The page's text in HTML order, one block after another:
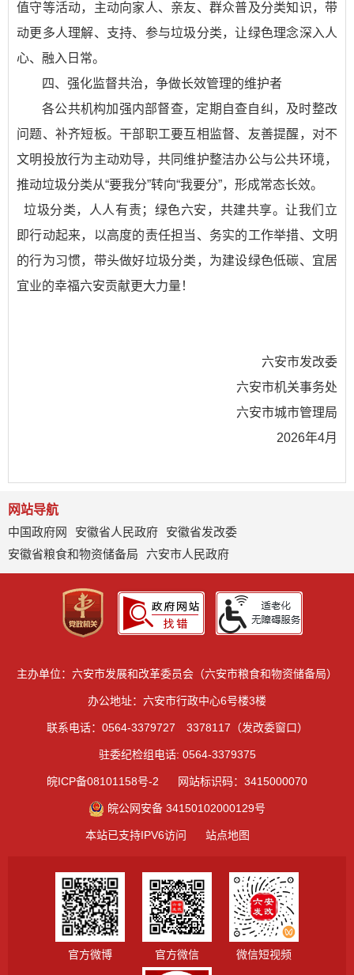
值守等活动，主动向家人、亲友、群众普及分类知识，带
动更多人理解、支持、参与垃圾分类，让绿色理念深入人
心、融入日常。
四、强化监督共治，争做长效管理的维护者
各公共机构加强内部督查，定期自查自纠，及时整改
问题、补齐短板。干部职工要互相监督、友善提醒，对不
文明投放行为主动劝导，共同维护整洁办公与公共环境，
推动垃圾分类从“要我分”转向“我要分”，形成常态长效。
垃圾分类，人人有责；绿色六安，共建共享。让我们立
即行动起来，以高度的责任担当、务实的工作举措、文明
的行为习惯，带头做好垃圾分类，为建设绿色低碳、宜居
宜业的幸福六安贡献更大力量！
六安市发改委
六安市机关事务处
六安市城市管理局
2026年4月
网站导航
中国政府网
安徽省人民政府
安徽省发改委
安徽省粮食和物资储备局
六安市人民政府
主办单位：六安市发展和改革委员会（六安市粮食和物资储备局）
办公地址：六安市行政中心6号楼3楼
联系电话：0564-3379727 3378117（发改委窗口）
驻委纪检组电话: 0564-3379375
皖ICP备08101158号-2 网站标识码：3415000070
皖公网安备 34150102000129号
本站已支持IPV6访问 站点地图
官方微博 官方微信 微信短视频